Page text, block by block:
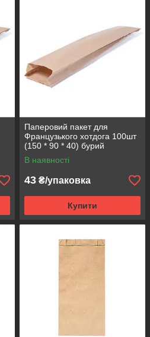
Паперовий пакет для
Французького хотдога 100шт
(150 * 90 * 40) бурий
В наявності
43 ₴/упаковка
Купити